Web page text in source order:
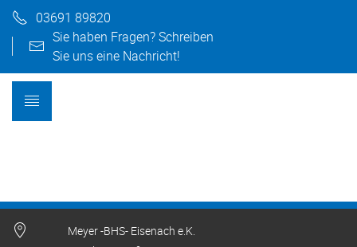
03691 89820
Sie haben Fragen? Schreiben
Sie uns eine Nachricht!
Meyer -BHS- Eisenach e.K.